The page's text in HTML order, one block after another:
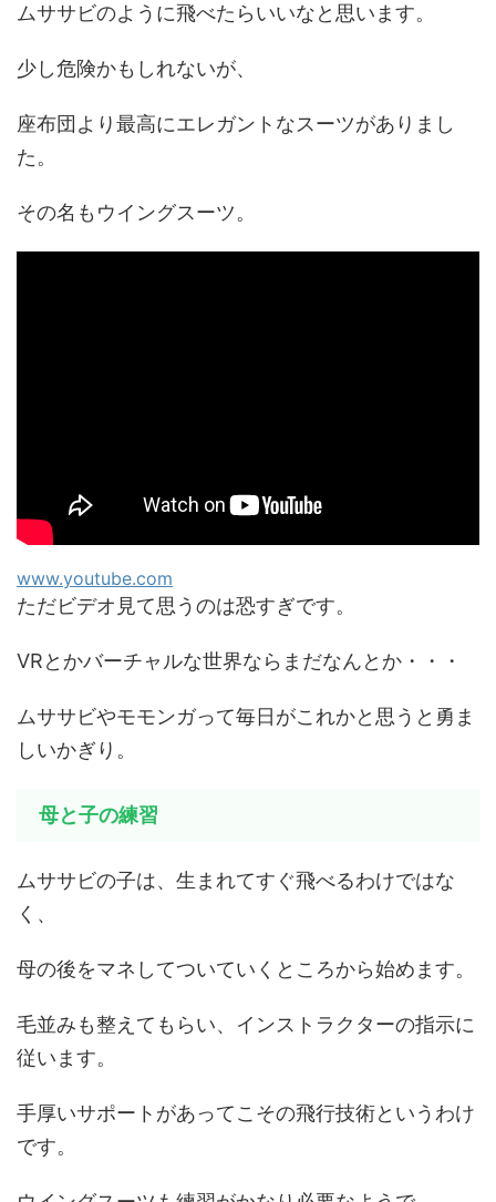
ムササビのように飛べたらいいなと思います。
少し危険かもしれないが、
座布団より最高にエレガントなスーツがありまし
た。
その名もウイングスーツ。
www.youtube.com
ただビデオ見て思うのは恐すぎです。
VRとかバーチャルな世界ならまだなんとか・・・
ムササビやモモンガって毎日がこれかと思うと勇ま
しいかぎり。
母と子の練習
ムササビの子は、生まれてすぐ飛べるわけではな
く、
母の後をマネしてついていくところから始めます。
毛並みも整えてもらい、インストラクターの指示に
従います。
手厚いサポートがあってこその飛行技術というわけ
です。